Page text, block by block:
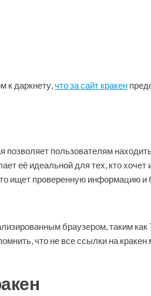
к даркнету,что за сайт кракен
пользователям
её идеальной для тех, кто
ищет проверенную информацию
браузером, таким
что не все ссылки на